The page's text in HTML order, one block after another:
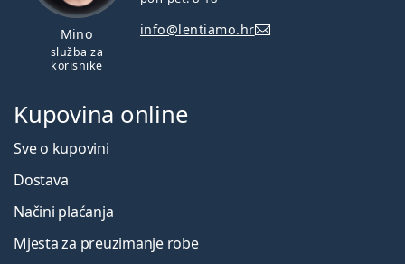
Mino
služba za
korisnike
info@lentiamo.hr
Kupovina online
Sve o kupovini
Dostava
Načini plaćanja
Mjesta za preuzimanje robe